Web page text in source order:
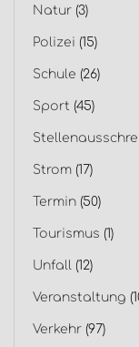
Natur (3)
Polizei (15)
Schule (26)
Sport (45)
Strom (17)
Termin (50)
Tourismus (1)
Unfall (12)
Veranstaltung
Verkehr (97)